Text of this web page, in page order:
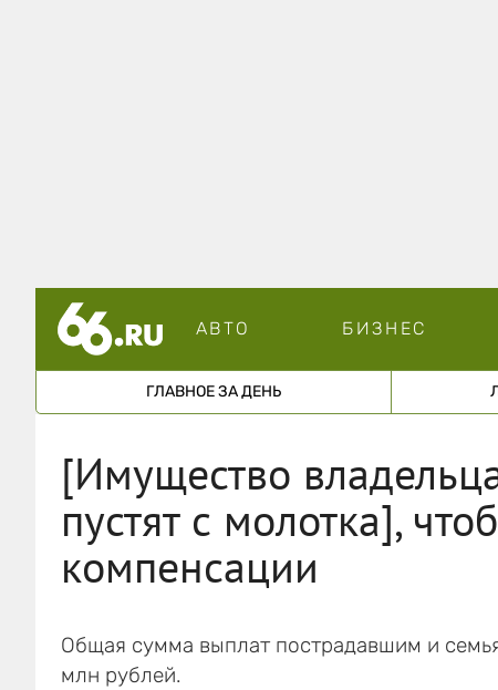
АВТО БИЗНЕС
ГЛАВНОЕ ЗА ДЕНЬ
[Имущество
пустят с молотка],
компенсации
Общая сумма выплат пострадавшим и
млн рублей.